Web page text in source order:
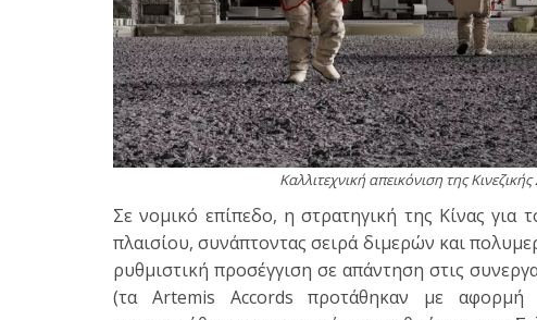
Καλλιτεχνική απεικόνιση της
Σε νομικό επίπεδο, η στρατηγική της Κίνας
πλαισίου, συνάπτοντας σειρά διμερών και
ρυθμιστική προσέγγιση σε απάντηση στις
(τα Artemis Accords προτάθηκαν με αφορμή